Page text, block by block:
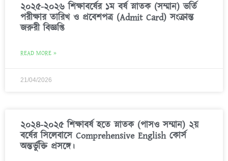
২০২৫-২০২৬ শিক্ষাবর্ষের ১ম বর্ষ স্নাতক (সম্মান) ভর্তি
পরীক্ষার তারিখ ও প্রবেশপত্র (Admit Card) সংক্রান্ত
জরুরী বিজ্ঞপ্তি
READ MORE »
21/04/2026
২০২৪-২০২৫ শিক্ষাবর্ষ হতে স্নাতক (পাসও সম্মান) ২য়
বর্ষের সিলেবাসে Comprehensive English কোর্স
অন্তর্ভুক্তি প্রসঙ্গে।